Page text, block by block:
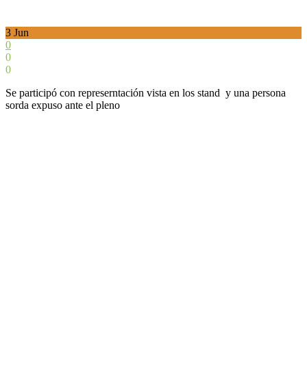
3 Jun
0
0
0
Se participó con represerntación vista en los stand y una persona
sorda expuso ante el pleno